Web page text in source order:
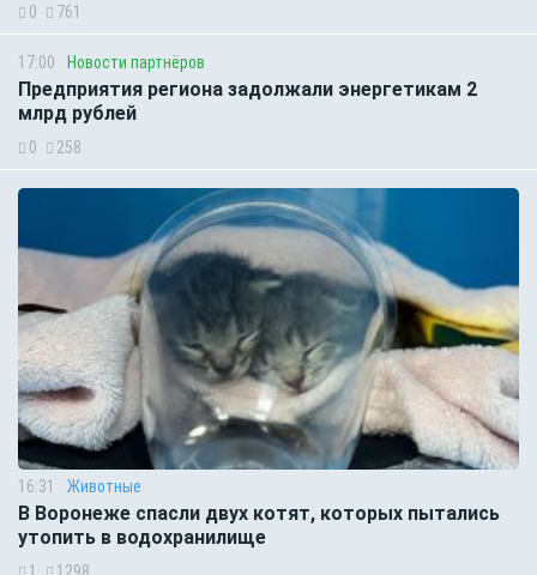
0 761
17:00 Новости партнёров
Предприятия региона задолжали энергетикам 2
млрд рублей
0 258
16:31 Животные
В Воронеже спасли двух котят, которых пытались
утопить в водохранилище